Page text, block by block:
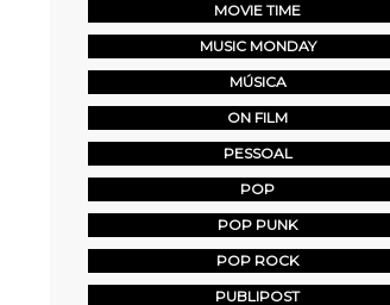
MOVIE TIME
MUSIC MONDAY
MÚSICA
ON FILM
PESSOAL
POP
POP PUNK
POP ROCK
PUBLIPOST